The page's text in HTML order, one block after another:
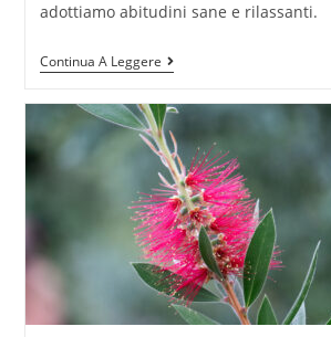
adottiamo abitudini sane e rilassanti.
Continua A Leggere